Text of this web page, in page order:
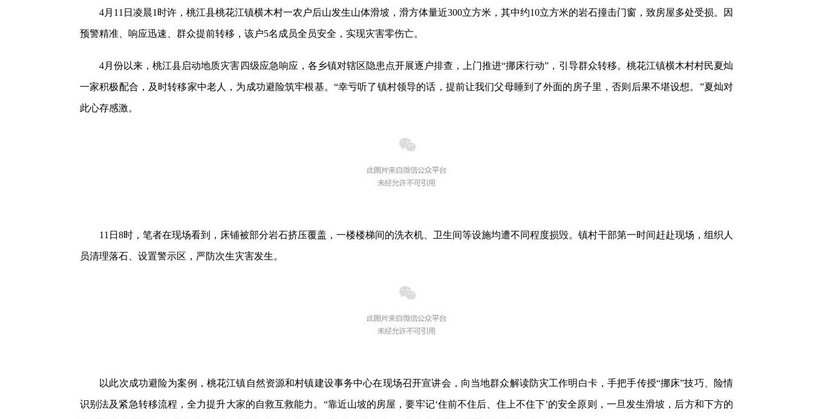
4月11日凌晨1时许，桃江县桃花江镇横木村一农户后山发生山体滑坡，滑方体量近300立方米，其中约10立方米的岩石撞击门窗，致房屋多处受损。因
预警精准、响应迅速、群众提前转移，该户5名成员全员安全，实现灾害零伤亡。
4月份以来，桃江县启动地质灾害四级应急响应，各乡镇对辖区隐患点开展逐户排查，上门推进“挪床行动”，引导群众转移。桃花江镇横木村村民夏灿
一家积极配合，及时转移家中老人，为成功避险筑牢根基。“幸亏听了镇村领导的话，提前让我们父母睡到了外面的房子里，否则后果不堪设想。”夏灿对
此心存感激。
11日8时，笔者在现场看到，床铺被部分岩石挤压覆盖，一楼楼梯间的洗衣机、卫生间等设施均遭不同程度损毁。镇村干部第一时间赶赴现场，组织人
员清理落石、设置警示区，严防次生灾害发生。
以此次成功避险为案例，桃花江镇自然资源和村镇建设事务中心在现场召开宣讲会，向当地群众解读防灾工作明白卡，手把手传授“挪床”技巧、险情
识别法及紧急转移流程，全力提升大家的自救互救能力。“靠近山坡的房屋，要牢记‘住前不住后、住上不住下’的安全原则，一旦发生滑坡，后方和下方的